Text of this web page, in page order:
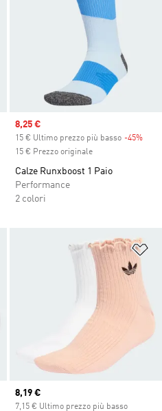
Sale price
8,25 €
15 € Ultimo prezzo più basso -45%
15 € Prezzo originale
Calze Runxboost 1 Paio
Performance
2 colori
Aggiungi alla lista dei desideri
Current price
8,19 €
7,15 € Ultimo prezzo più basso